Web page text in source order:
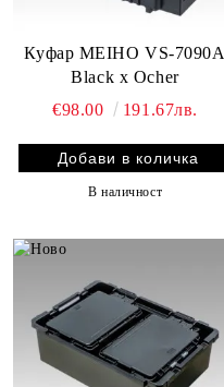
Куфар MEIHO VS-7090A
Black x Ocher
€98.00
191.67лв.
В наличност